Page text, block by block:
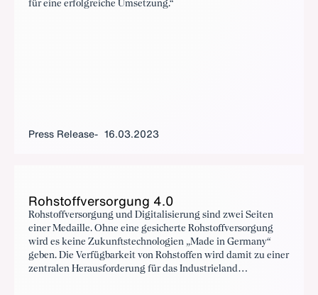
für eine erfolgreiche Umsetzung.“
Press Release 16.03.2023
Rohstof­fver­sorgung 4.0
Rohstoffversorgung und Digitalisierung sind zwei Seiten
einer Medaille. Ohne eine gesicherte Rohstoffversorgung
wird es keine Zukunftstechnologien „Made in Germany“
geben. Die Verfügbarkeit von Rohstoffen wird damit zu einer
zentralen Herausforderung für das Industrieland